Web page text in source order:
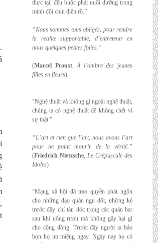
thực tại, đều buộc phải nuôi dưỡng trong
mình đôi chút điên rồ.”
“Nous sommes tous obligés, pour rendre
la realite supportable, d’entretenir en
nous quelques petites folies.”
(Marcel Proust,À l’ombre des jeunes
filles en fleurs)
.
“Nghệ thuật và không gì ngoài nghệ thuật,
chúng ta có nghệ thuật để không chết vì
sự thật.”
“L’art et rien que l’art, nous avons l’art
pour ne point mourir de la vérité.”
(Friedrich Nietzsche, Le Crépuscule des
Idoles)
.
“Mạng xã hội đã trao quyền phát ngôn
cho những đạo quân ngu dốt, những kẻ
trước đây chỉ tán dóc trong các quán bar
sau khi uống rượu mà không gây hại gì
cho cộng đồng. Trước đây người ta bảo
bọn họ im miệng ngay. Ngày nay họ có